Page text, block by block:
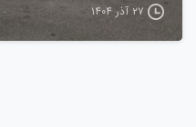
۲۷ آذر ۱۴۰۴